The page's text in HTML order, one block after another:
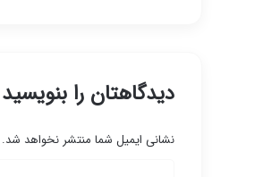
دیدگاهتان را بنویسید
نشانی ایمیل شما منتشر نخواهد شد.